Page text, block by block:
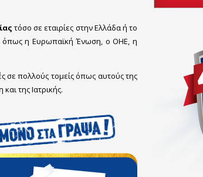
τόσο σε εταιρίες στην Ελλάδα ή το
όπως η Ευρωπαϊκή Ένωση, ο ΟΗΕ, η
σε πολλούς τομείς όπως αυτούς της
της Ιατρικής.